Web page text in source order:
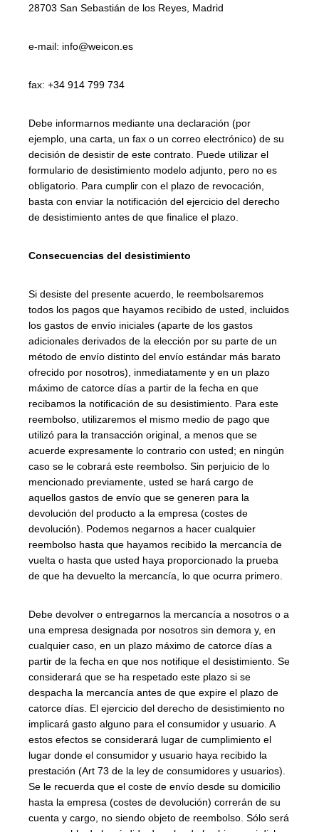
28703 San Sebastián de los Reyes, Madrid
e-mail: info@weicon.es
fax: +34 914 799 734
Debe informarnos mediante una declaración (por
ejemplo, una carta, un fax o un correo electrónico) de su
decisión de desistir de este contrato. Puede utilizar el
formulario de desistimiento modelo adjunto, pero no es
obligatorio. Para cumplir con el plazo de revocación,
basta con enviar la notificación del ejercicio del derecho
de desistimiento antes de que finalice el plazo.
Consecuencias del desistimiento
Si desiste del presente acuerdo, le reembolsaremos
todos los pagos que hayamos recibido de usted, incluidos
los gastos de envío iniciales (aparte de los gastos
adicionales derivados de la elección por su parte de un
método de envío distinto del envío estándar más barato
ofrecido por nosotros), inmediatamente y en un plazo
máximo de catorce días a partir de la fecha en que
recibamos la notificación de su desistimiento. Para este
reembolso, utilizaremos el mismo medio de pago que
utilizó para la transacción original, a menos que se
acuerde expresamente lo contrario con usted; en ningún
caso se le cobrará este reembolso. Sin perjuicio de lo
mencionado previamente, usted se hará cargo de
aquellos gastos de envío que se generen para la
devolución del producto a la empresa (costes de
devolución). Podemos negarnos a hacer cualquier
reembolso hasta que hayamos recibido la mercancía de
vuelta o hasta que usted haya proporcionado la prueba
de que ha devuelto la mercancía, lo que ocurra primero.
Debe devolver o entregarnos la mercancía a nosotros o a
una empresa designada por nosotros sin demora y, en
cualquier caso, en un plazo máximo de catorce días a
partir de la fecha en que nos notifique el desistimiento. Se
considerará que se ha respetado este plazo si se
despacha la mercancía antes de que expire el plazo de
catorce días. El ejercicio del derecho de desistimiento no
implicará gasto alguno para el consumidor y usuario. A
estos efectos se considerará lugar de cumplimiento el
lugar donde el consumidor y usuario haya recibido la
prestación (Art 73 de la ley de consumidores y usuarios).
Se le recuerda que el coste de envío desde su domicilio
hasta la empresa (costes de devolución) correrán de su
cuenta y cargo, no siendo objeto de reembolso. Sólo será